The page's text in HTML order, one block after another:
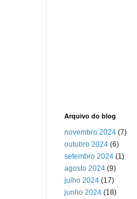
Arquivo do blog
novembro 2024 (7)
outubro 2024 (6)
setembro 2024 (1)
agosto 2024 (9)
julho 2024 (17)
junho 2024 (18)